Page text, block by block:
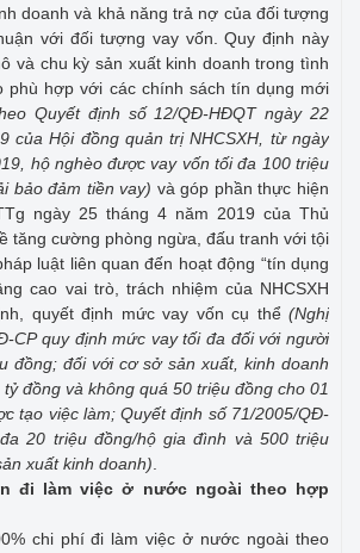
doanh và khả năng trả nợ của đối tượng
với đối tượng vay vốn. Quy định này
và chu kỳ sản xuất kinh doanh trong tình
phù hợp với các chính sách tín dụng mới
Quyết định số 12/QĐ-HĐQT ngày 22
của Hội đồng quản trị NHCSXH, từ ngày
hộ nghèo được vay vốn tối đa 100 triệu
bảo đảm tiền vay) và góp phần thực hiện
ngày 25 tháng 4 năm 2019 của Thủ
tăng cường phòng ngừa, đấu tranh với tội
luật liên quan đến hoạt động “tín dụng
cao vai trò, trách nhiệm của NHCSXH
quyết định mức vay vốn cụ thể (Nghị
CP quy địnhmức vay tối đa đối với người
đồng; đối với cơ sở sản xuất, kinh doanh
đồng và không quá 50 triệu đồng cho 01
tạo việc làm; Quyết định số 71/2005/QĐ-
20 triệu đồng/hộ gia đình và 500 triệu
xuất kinh doanh)
đi làm việc ở nước ngoài theo hợp
chi phí đi làm việc ở nước ngoài theo